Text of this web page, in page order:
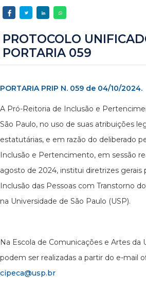
PROTOCOLO
PORTARIA 059
PORTARIA PRIP N. 059 de 04/10/2024.
A Pró-Reitoria de Inclusão e
São Paulo, no uso de suas atribuições
estatutárias, e em razão do deliberado
Inclusão e Pertencimento, em sessão
agosto de 2024, institui diretrizes gerais
Inclusão das Pessoas com Transtorno
na Universidade de São Paulo (USP).
Na Escola de Comunicações e Artes da
podem ser realizadas a partir do e-mail
cipeca@usp.br